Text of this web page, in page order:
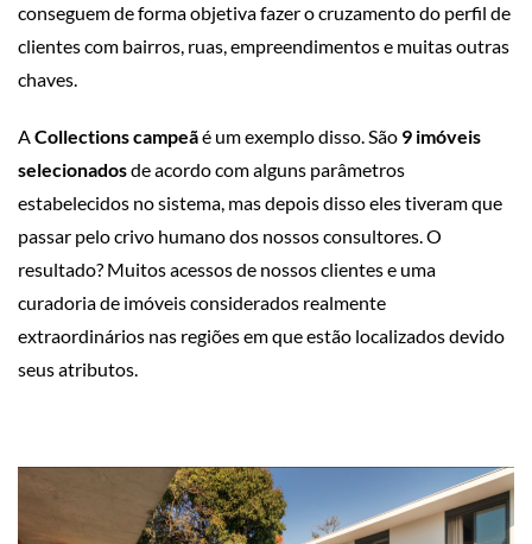
conseguem de forma objetiva fazer o cruzamento do perfil de
clientes com bairros, ruas, empreendimentos e muitas outras
chaves.
ACollections campeãé um exemplo disso. São 9 imóveis
selecionadosde acordo com alguns parâmetros
estabelecidos no sistema, mas depois disso eles tiveram que
passar pelo crivo humano dos nossos consultores. O
resultado? Muitos acessos de nossos clientes e uma
curadoria de imóveis considerados realmente
extraordinários nas regiões em que estão localizados devido
seus atributos.